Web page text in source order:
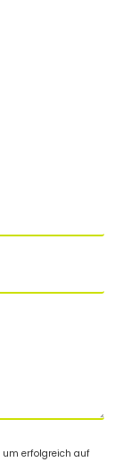
um erfolgreich auf